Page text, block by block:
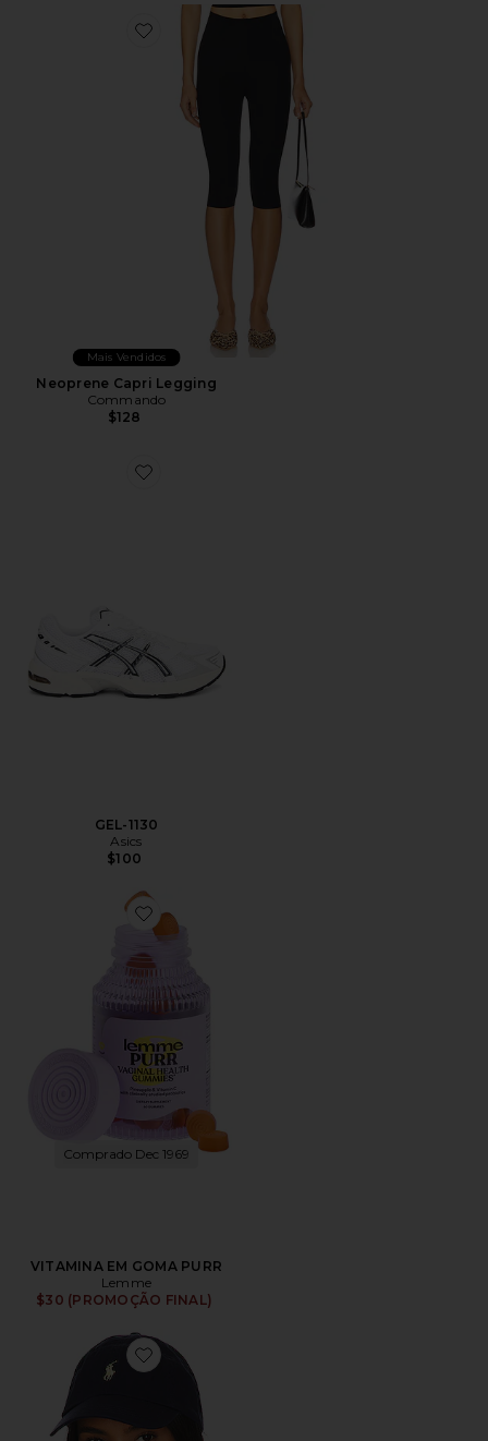
Favorite Neoprene Capri Legging
Mais Vendidos
Neoprene Capri Legging
Commando
$128
Favorite GEL-1130
GEL-1130
Asics
$100
Favorite VITAMINA EM GOMA PURR
Comprado Dec 1969
VITAMINA EM GOMA PURR
Lemme
$30 (PROMOÇÃO FINAL)
Favorite Chino Cap